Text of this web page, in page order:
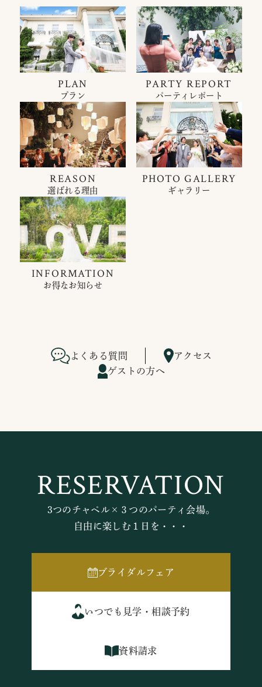
PLAN
プラン
PARTY REPORT
パーティレポート
REASON
選ばれる理由
PHOTO GALLERY
ギャラリー
INFORMATION
お得なお知らせ
よくある質問
アクセス
ゲストの方へ
RESERVATION
3つのチャペル×３つのパーティ会場。
自由に楽しむ１日を・・・
ブライダルフェア
いつでも見学・相談予約
資料請求